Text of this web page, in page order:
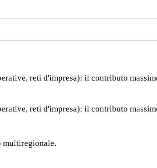
reti d'impresa): il contributo
reti d'impresa): il contributo
multiregionale.